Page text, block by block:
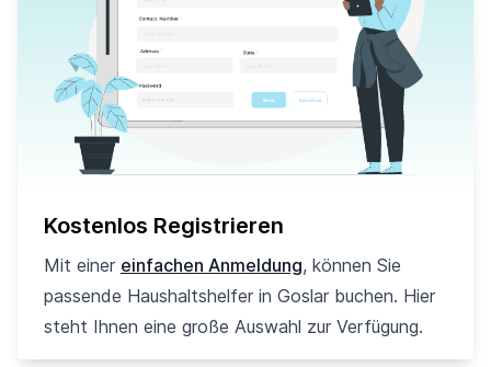
Kostenlos Registrieren
Mit einer einfachen Anmeldung, können Sie
passende Haushaltshelfer in Goslar buchen. Hier
steht Ihnen eine große Auswahl zur Verfügung.